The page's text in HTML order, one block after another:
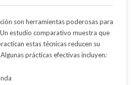
son herramientas poderosas para
estudio comparativo muestra que
estas técnicas reducen su
prácticas efectivas incluyen: